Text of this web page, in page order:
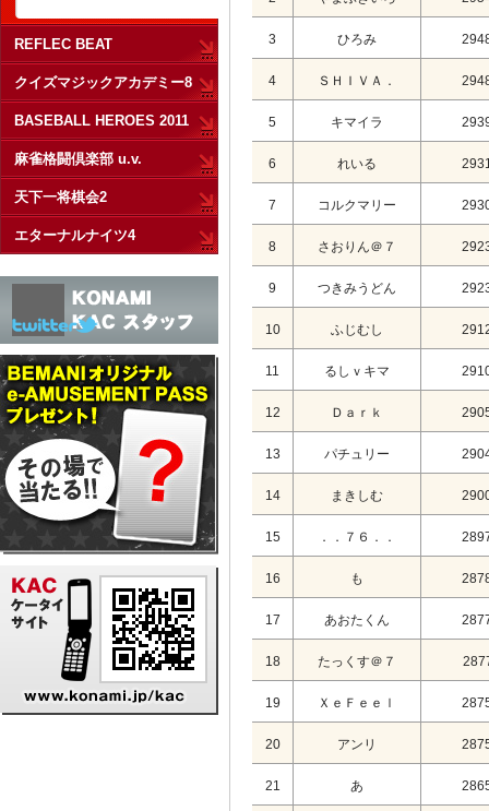
3 ひろみ
4 ＳＨＩＶＡ．
5 キマイラ
6 れいる
7 コルクマリー
8 さおりん＠７
9 つきみうどん
10 ふじむし
11 るしｖキマ
12 Ｄａｒｋ
13 パチュリー
14 まきしむ
15 ．．７６．．
16 も
17 あおたくん
18 たっくす＠７
19 ＸｅＦｅｅｌ
20 アンリ
21 あ
REFLEC BEAT
クイズマジックアカデミー8
BASEBALL HEROES 2011
麻雀格闘倶楽部 u.v.
天下一将棋会2
エターナルナイツ4